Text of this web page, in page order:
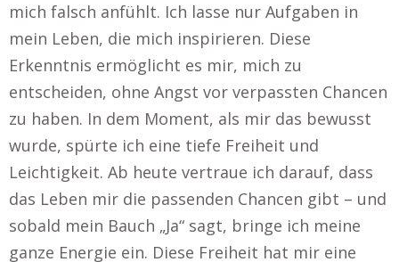
mich falsch anfühlt. Ich lasse nur Aufgaben in
mein Leben, die mich inspirieren. Diese
Erkenntnis ermöglicht es mir, mich zu
entscheiden, ohne Angst vor verpassten Chancen
zu haben. In dem Moment, als mir das bewusst
wurde, spürte ich eine tiefe Freiheit und
Leichtigkeit. Ab heute vertraue ich darauf, dass
das Leben mir die passenden Chancen gibt – und
sobald mein Bauch „Ja“ sagt, bringe ich meine
ganze Energie ein. Diese Freiheit hat mir eine